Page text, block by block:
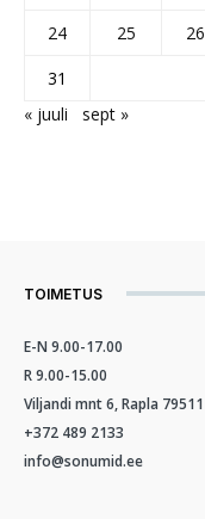
24
25 26
31
« juuli
sept »
TOIMETUS
E-N 9.00-17.00
R 9.00-15.00
Viljandi mnt 6, Rapla 79511
+372 489 2133
info@sonumid.ee